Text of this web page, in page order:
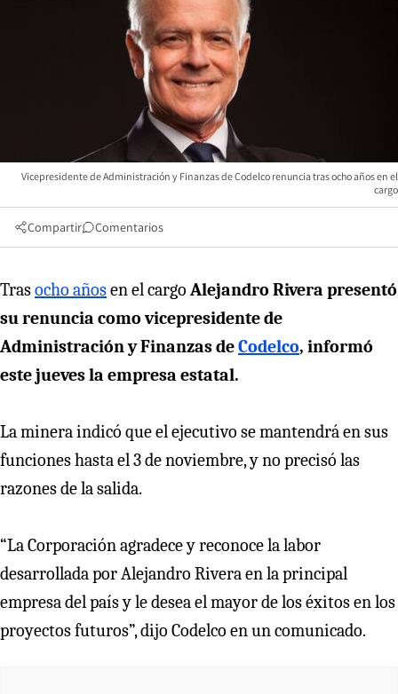
Vicepresidente de Administración y Finanzas de Codelco renuncia tras ocho años en el
cargo
Compartir Comentarios
Trasocho añosen el cargo Alejandro Rivera presentó
su renuncia como vicepresidente de
Administración y Finanzas deCodelco, informó
este jueves la empresa estatal.
La minera indicó que el ejecutivo se mantendrá en sus
funciones hasta el 3 de noviembre, y no precisó las
razones de la salida.
“La Corporación agradece y reconoce la labor
desarrollada por Alejandro Rivera en la principal
empresa del país y le desea el mayor de los éxitos en los
proyectos futuros”, dijo Codelco en un comunicado.